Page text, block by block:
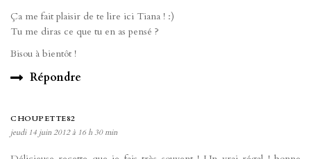
Ça me fait plaisir de te lire ici Tiana ! :)
Tu me diras ce que tu en as pensé ?
Bisou à bientôt !
Répondre
CHOUPETTE82
jeudi 14 juin 2012 à 16 h 30 min